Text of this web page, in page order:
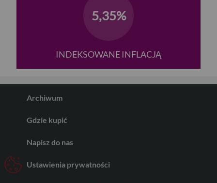
5,35%
INDEKSOWANE INFLACJĄ
Archiwum
Gdzie kupić
Napisz do nas
Ustawienia prywatności